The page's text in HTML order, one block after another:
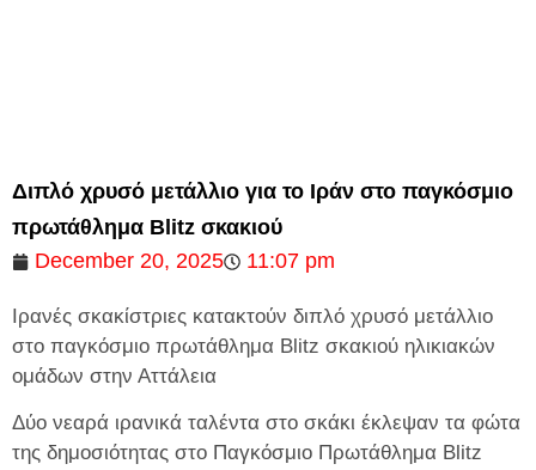
Διπλό χρυσό μετάλλιο για το Ιράν στο παγκόσμιο
πρωτάθλημα Blitz σκακιού
December 20, 2025
11:07 pm
Ιρανές σκακίστριες κατακτούν διπλό χρυσό μετάλλιο
στο παγκόσμιο πρωτάθλημα Blitz σκακιού ηλικιακών
ομάδων στην Αττάλεια
Δύο νεαρά ιρανικά ταλέντα στο σκάκι έκλεψαν τα φώτα
της δημοσιότητας στο Παγκόσμιο Πρωτάθλημα Blitz